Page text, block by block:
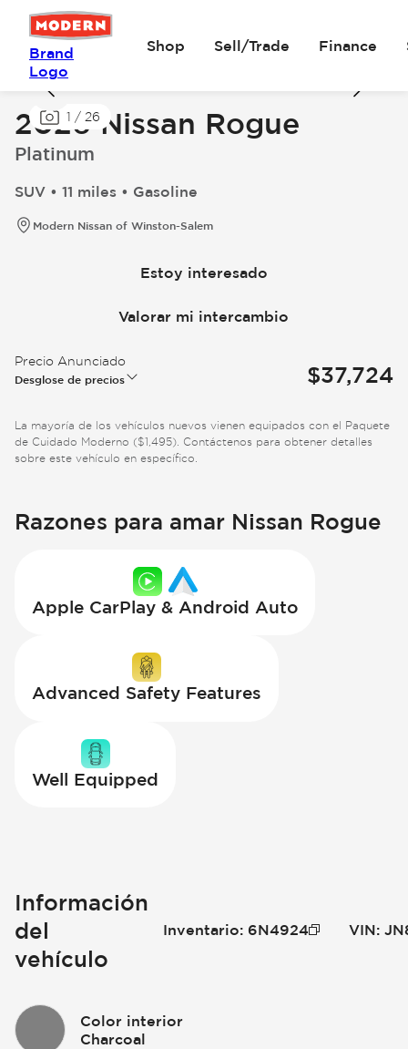
Brand
Logo
Shop Sell/Trade Finance
1 / 26
2026 Nissan Rogue
Platinum
SUV • 11 miles • Gasoline
Modern Nissan of Winston-Salem
Estoy interesado
Valorar mi intercambio
Precio Anunciado
Desglose de precios $37,724
La mayoría de los vehículos nuevos vienen equipados con el Paquete
de Cuidado Moderno ($1,495). Contáctenos para obtener detalles
sobre este vehículo en específico.
Razones para amar Nissan Rogue
Apple CarPlay & Android Auto
Advanced Safety Features
Well Equipped
Información
del
vehículo
Inventario: 6N4924 VIN:
Color interior
Charcoal